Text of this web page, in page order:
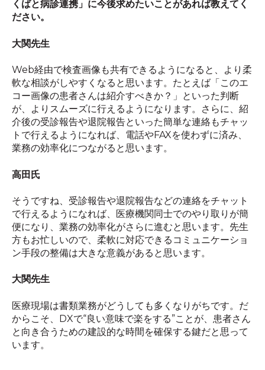
くばと病診連携」に今後求めたいことがあれば教えてく
ださい。
大関先生
Web経由で検査画像も共有できるようになると、より柔
軟な相談がしやすくなると思います。たとえば「このエ
コー画像の患者さんは紹介すべきか？」といった判断
が、よりスムーズに行えるようになります。さらに、紹
介後の受診報告や退院報告といった簡単な連絡もチャッ
トで行えるようになれば、電話やFAXを使わずに済み、
業務の効率化につながると思います。
高田氏
そうですね、受診報告や退院報告などの連絡をチャット
で行えるようになれば、医療機関同士でのやり取りが簡
便になり、業務の効率化がさらに進むと思います。 先生
方もお忙しいので、柔軟に対応できるコミュニケーショ
ン手段の整備は大きな意義があると思います。
大関先生
医療現場は書類業務がどうしても多くなりがちです。だ
からこそ、 DXで“良い意味で楽をする”ことが、患者さん
と向き合うための建設的な時間を確保する鍵だと思って
います。